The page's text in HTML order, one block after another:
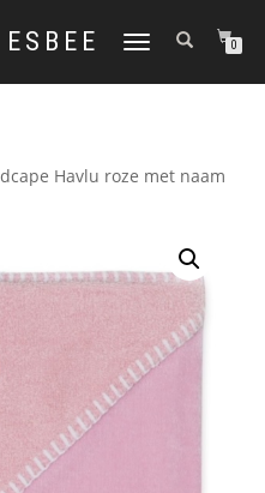
TOGGLE
0
Havlu roze met naam